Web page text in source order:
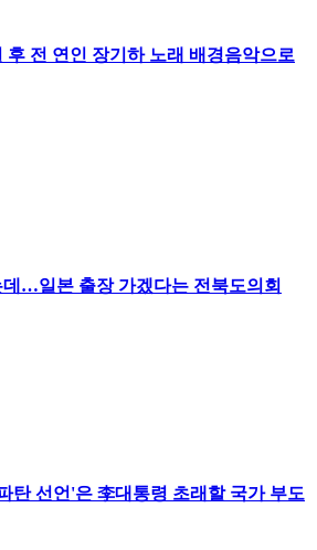
후 전 연인 장기하 노래 배경음악으로
…일본 출장 가겠다는 전북도의회
탄 선언'은 李대통령 초래할 국가 부도